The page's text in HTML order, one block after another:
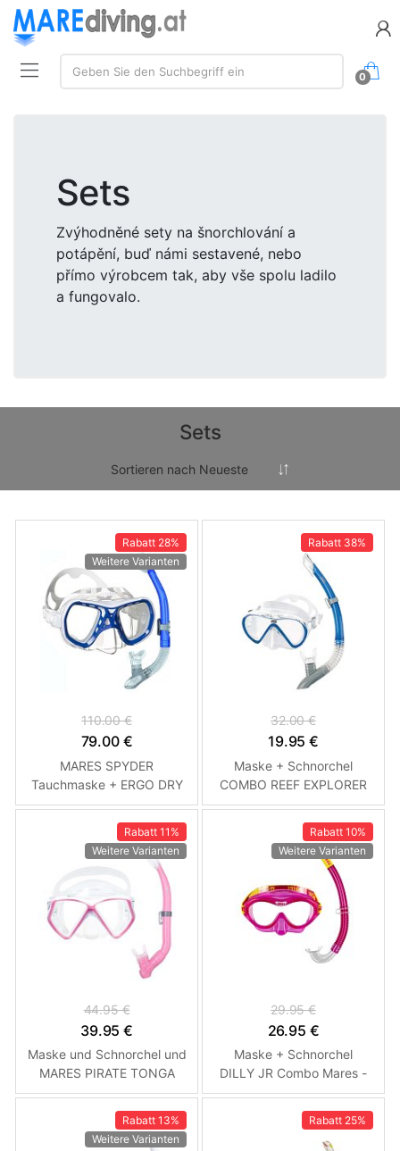
Suchen:
Geben Sie den Suchbegriff ein
0
Sets
Zvýhodněné sety na šnorchlování a
potápění, buď námi sestavené, nebo
přímo výrobcem tak, aby vše spolu ladilo
a fungovalo.
Sets
Rabatt 28%
Weitere Varianten
110.00 €
79.00 €
MARES SPYDER
Tauchmaske + ERGO DRY
Trockenschnorchel Modrá
Rabatt 38%
32.00 €
19.95 €
Maske + Schnorchel
COMBO REEF EXPLORER
Zoggs - Schnorchelset
Rabatt 11%
Weitere Varianten
44.95 €
39.95 €
Maske und Schnorchel und
MARES PIRATE TONGA
Junior Set - Baby rosa /
weiß
Rabatt 10%
Weitere Varianten
29.95 €
26.95 €
Maske + Schnorchel
DILLY JR Combo Mares -
Kinder Růžová
Rabatt 13%
Weitere Varianten
Rabatt 25%